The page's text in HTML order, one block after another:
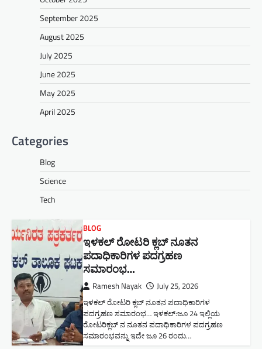
September 2025
August 2025
July 2025
June 2025
May 2025
April 2025
Categories
Blog
Science
Tech
BLOG
ಇಳಕಲ್ ರೋಟರಿ ಕ್ಲಬ್ ನೂತನ‌
ಪದಾಧಿಕಾರಿಗಳ ಪದಗ್ರಹಣ
ಸಮಾರಂಭ…
Ramesh Nayak July 25, 2026
ಇಳಕಲ್ ರೋಟರಿ ಕ್ಲಬ್ ನೂತನ‌ ಪದಾಧಿಕಾರಿಗಳ
ಪದಗ್ರಹಣ ಸಮಾರಂಭ… ಇಳಕಲ್:ಜೂ 24 ಇಲ್ಲಿಯ
ರೋಟರಿಕ್ಲಬ್ ನ ನೂತನ ಪದಾಧಿಕಾರಿಗಳ ಪದಗ್ರಹಣ
ಸಮಾರಂಭವನ್ನು ಇದೇ ಜೂ 26 ರಂದು…